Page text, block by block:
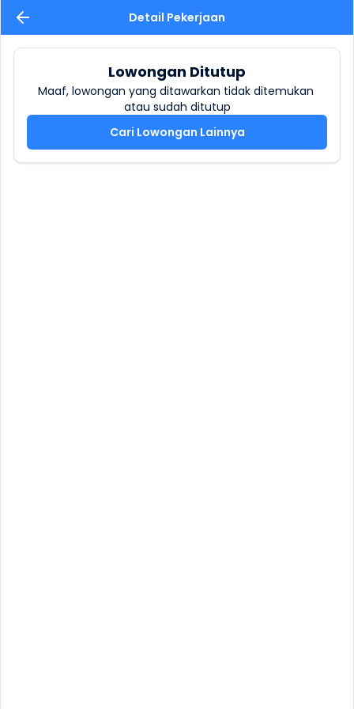
Detail Pekerjaan
Lowongan Ditutup
Maaf, lowongan yang ditawarkan tidak ditemukan
atau sudah ditutup
Cari Lowongan Lainnya